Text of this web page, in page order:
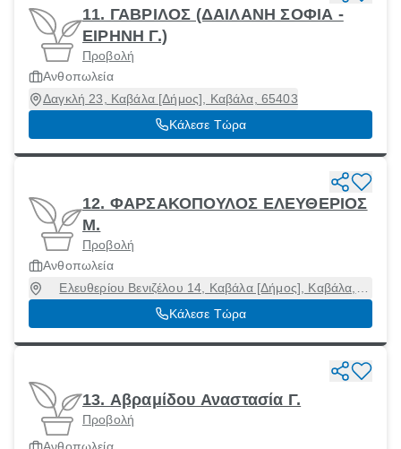
11. ΓΑΒΡΙΛΟΣ (ΔΑΙΛΑΝΗ ΣΟΦΙΑ -
ΕΙΡΗΝΗ Γ.)
Προβολή
Ανθοπωλεία
Δαγκλή 23, Καβάλα [Δήμος], Καβάλα, 65403
Κάλεσε Τώρα
12. ΦΑΡΣΑΚΟΠΟΥΛΟΣ ΕΛΕΥΘΕΡΙΟΣ
Μ.
Προβολή
Ανθοπωλεία
Ελευθερίου Βενιζέλου 14, Καβάλα [Δήμος], Καβάλα,
65403
Κάλεσε Τώρα
13. Αβραμίδου Αναστασία Γ.
Προβολή